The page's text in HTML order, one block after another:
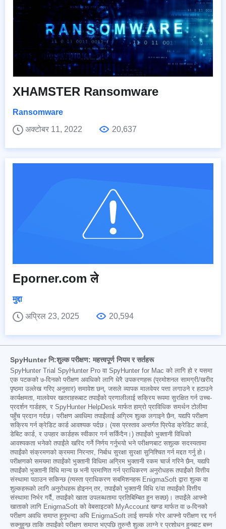
XHAMSTER Ransomware
Ransomware
अक्टोबर 11, 2022
20,637
Eporner.com ले
मुद्दा
अप्रिल 23, 2025
20,594
SpyHunter नि:शुल्क परीक्षण: महत्त्वपूर्ण नियम र सर्तहरू
SpyHunter Trial SpyHunter Pro वा SpyHunter for Mac को लागि हो र यसमा
एक पटकको ७-दिनको परीक्षण अवधिको लागि धेरै उपकरणहरू (प्रमोशनल सामग्री/खरीद
पृष्ठमा उल्लेख गरिए अनुसार) समावेश छन्, जसले व्यापक मालवेयर पत्ता लगाउने र हटाउने
कार्यक्षमता, मालवेयर खतराहरूबाट तपाईंको प्रणालीलाई सक्रिय रूपमा सुरक्षित गर्न उच्च-
प्रदर्शन गार्डहरू, र SpyHunter HelpDesk मार्फत हाम्रो प्राविधिक समर्थन टोलीमा
पहुँच प्रदान गर्दछ। परीक्षण अवधिमा तपाईंलाई अग्रिम शुल्क लगाइने छैन, यद्यपि परीक्षण
सक्रिय गर्न क्रेडिट कार्ड आवश्यक पर्दछ। (यस प्रस्ताव अन्तर्गत प्रिपेड क्रेडिट कार्ड,
डेबिट कार्ड, र उपहार कार्डहरू स्वीकार गर्न सकिँदैन।) तपाईंको भुक्तानी विधिको
आवश्यकता भनेको तपाईंले खरिद गर्ने निर्णय गर्नुभयो भने परीक्षणबाट सशुल्क सदस्यतामा
तपाईंको संक्रमणको क्रममा निरन्तर, निर्बाध सुरक्षा सुरक्षा सुनिश्चित गर्न मद्दत गर्नु हो।
परीक्षणको समयमा तपाईंको भुक्तानी विधिमा अग्रिम भुक्तानी रकम चार्ज गरिने छैन, यद्यपि
तपाईंको भुक्तानी विधि मान्य छ भनी प्रमाणित गर्न प्राधिकरण अनुरोधहरू तपाईंको वित्तीय
संस्थामा पठाउन सकिन्छ (त्यस्ता प्राधिकरण सबमिशनहरू EnigmaSoft द्वारा शुल्क वा
शुल्कहरूको लागि अनुरोधहरू होइनन् तर, तपाईंको भुक्तानी विधि र/वा तपाईंको वित्तीय
संस्थामा निर्भर गर्दै, तपाईंको खाता उपलब्धतामा प्रतिबिम्बित हुन सक्छ)। तपाईंले आफ्नो
खाताको लागि EnigmaSoft को वेबसाइटको MyAccount खण्ड मार्फत वा ७-दिनको
परीक्षण अवधि समाप्त हुनुभन्दा अघि EnigmaSoft लाई सम्पर्क गरेर आफ्नो परीक्षण रद्द गर्न
सक्नुहुन्छ ताकि तपाईंको परीक्षण समाप्त भएपछि तुरुन्तै शुल्क लाग्ने र प्रशोधन हुनबाट बच्न